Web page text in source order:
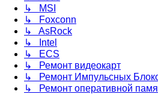
↳ MSI
↳ Foxconn
↳ AsRock
↳ Intel
↳ ECS
↳ Ремонт видеокарт
↳ Ремонт Импульсных
↳ Ремонт оперативной